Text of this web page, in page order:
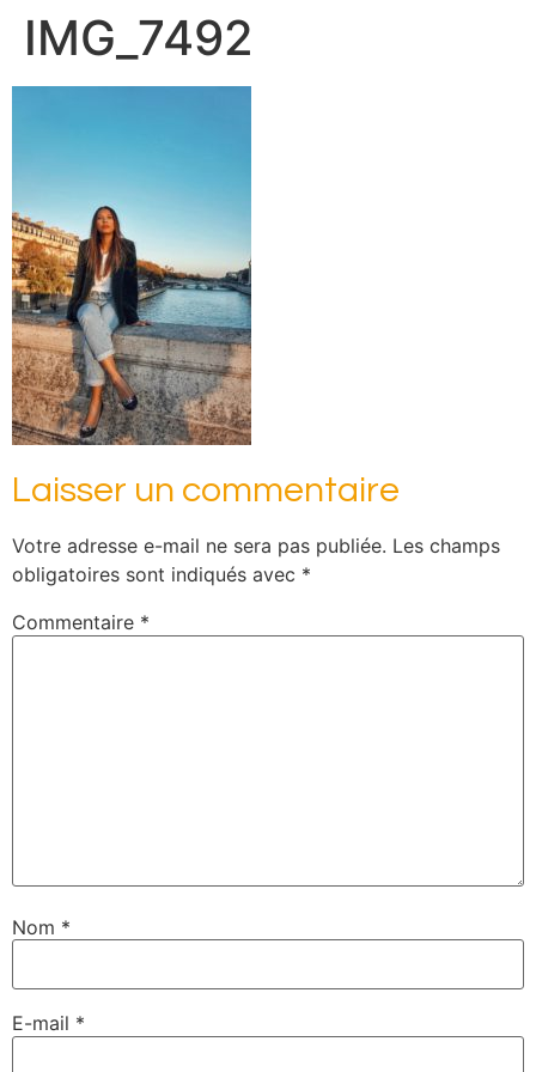
IMG_7492
Laisser un commentaire
Votre adresse e-mail ne sera pas publiée. Les champs
obligatoires sont indiqués avec *
Commentaire *
Nom *
E-mail *